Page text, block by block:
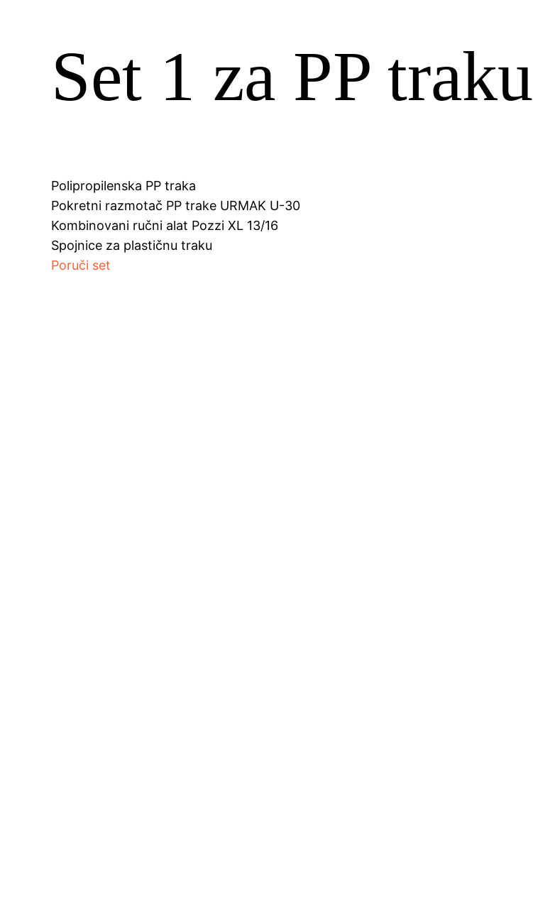
Set 1 za PP traku
Polipropilenska PP traka
Pokretni razmotač PP trake URMAK U-30
Kombinovani ručni alat Pozzi XL 13/16
Spojnice za plastičnu traku
Poruči set